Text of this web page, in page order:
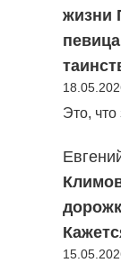
жизни
Это,